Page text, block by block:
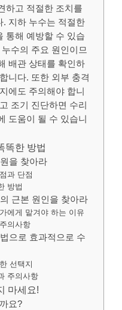
하고 적절한 조치를
. 지하 누수는 적절한
통해 예방할 수 있습
수의 주요 원인이므
배관 상태를 확인하
니다. 또한 외부 충격
에도 주의해야 합니
조기 진단하면 수리
도움이 될 수 있습니
똑한 방법
을 찾아라
과 단점
방법
근본 원인을 찾아라
에게 맡겨야 하는 이유
의사항
으로 효과적으로 수
선택지
주의사항
마세요!
요?